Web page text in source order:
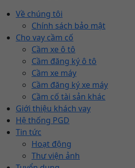
Về chúng tôi
Chính sách bảo mật
Cho vay cầm cố
Cầm xe ô tô
Cầm đăng ký ô tô
Cầm xe máy
Cầm đăng ký xe máy
Cầm cố tài sản khác
Giới thiệu khách vay
Hệ thống PGD
Tin tức
Hoạt động
Thư viện ảnh